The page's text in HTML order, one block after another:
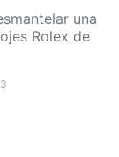
una
Rolex de